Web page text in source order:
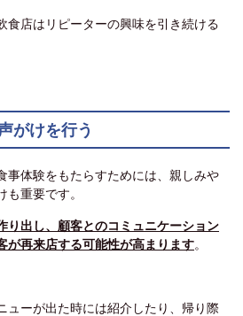
食店はリピーターの興味を引き続ける
がけを行う
事体験をもたらすためには、親しみや
重要です。
り出し、顧客とのコミュニケーション
が再来店する可能性が高まります。
ューが出た時には紹介したり、帰り際